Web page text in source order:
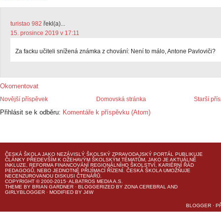
turistao 982 řekl(a)...
15. prosince 2019 v 17:11
Za facku učiteli snížená známka z chování: Není to málo, Antone Pavloviči?
Okomentovat
Novější příspěvek Starší
Domovská stránka
Přihlásit se k odběru: Komentáře k příspěvku (Atom)
ČESKÁ ŠKOLA JAKO NEZÁVISLÝ ŠKOLSKÝ ZPRAVODAJSKÝ PORTÁL PUBLIKUJE
ČLÁNKY PŘEDEVŠÍM K OŽEHAVÝM ŠKOLSKÝM TÉMATŮM, JAKO JE AKTUÁLNĚ
INKLUZE, REFORMA FINANCOVÁNÍ REGIONÁLNÍHO ŠKOLSTVÍ, KARIÉRNÍ ŘÁD
PEDAGOGŮ, NEBO JEDNOTNÉ PŘIJÍMACÍ ŘÍZENÍ. ČESKÁ ŠKOLA UMOŽŇUJE
NECENZUROVANOU DISKUSI ČTENÁŘŮ.
COPYRIGHT © 2000-2015· ALBATROS MEDIA A.S.
THEME BY BRIAN GARDNER · BLOGGERIZED BY ZONA CEREBRAL AND
GIRLYBLOGGER · MODIFIED BY J4W
BLOGGER ·